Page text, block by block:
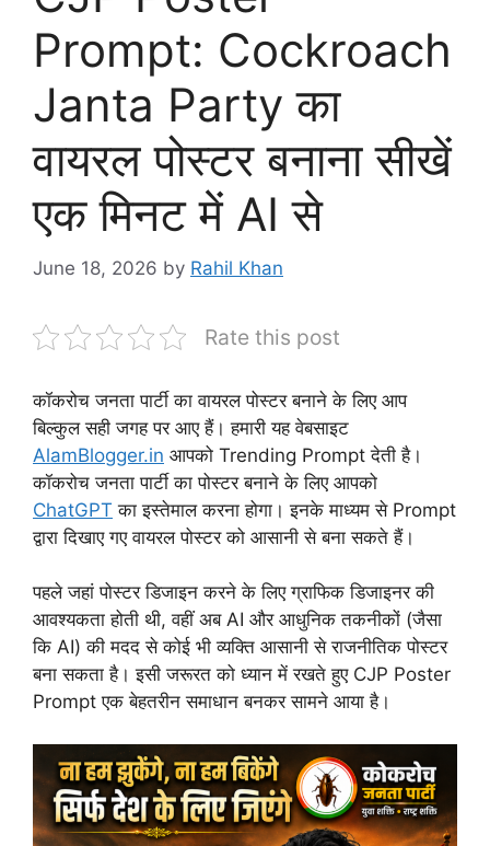
Prompt: Cockroach
Janta Party का
वायरल पोस्टर बनाना सीखें
एक मिनट में AI से
June 18, 2026 by Rahil Khan
Rate this post
कॉकरोच जनता पार्टी का वायरल पोस्टर बनाने के लिए आप
बिल्कुल सही जगह पर आए हैं। हमारी यह वेबसाइट
AlamBlogger.in आपको Trending Prompt देती है।
कॉकरोच जनता पार्टी का पोस्टर बनाने के लिए आपको
ChatGPT का इस्तेमाल करना होगा। इनके माध्यम से Prompt
द्वारा दिखाए गए वायरल पोस्टर को आसानी से बना सकते हैं।
पहले जहां पोस्टर डिजाइन करने के लिए ग्राफिक डिजाइनर की
आवश्यकता होती थी, वहीं अब AI और आधुनिक तकनीकों (जैसा
कि AI) की मदद से कोई भी व्यक्ति आसानी से राजनीतिक पोस्टर
बना सकता है। इसी जरूरत को ध्यान में रखते हुए CJP Poster
Prompt एक बेहतरीन समाधान बनकर सामने आया है।